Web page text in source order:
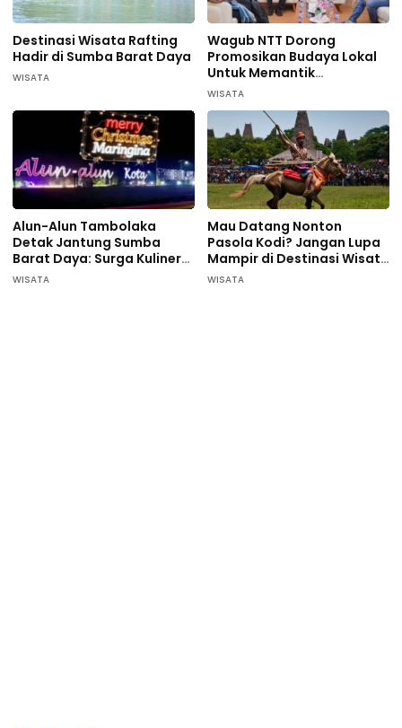
Destinasi Wisata Rafting
Hadir di Sumba Barat Daya
WISATA
Wagub NTT Dorong
Promosikan Budaya Lokal
Untuk Memantik
Wisatawan Datang di
WISATA
Alun-Alun Tambolaka
Detak Jantung Sumba
Barat Daya: Surga Kuliner
Pelaku UMKM
WISATA
Mau Datang Nonton
Pasola Kodi? Jangan Lupa
Mampir di Destinasi Wisata
ini…
WISATA